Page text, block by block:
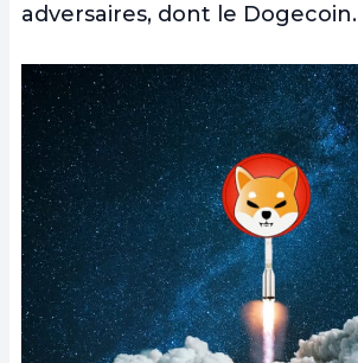
adversaires, dont le Dogecoin.